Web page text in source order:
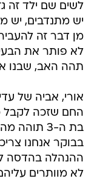
לשים שם ילד זה
יש מתנדבים, יש
מן דבר זה
לא פותר את
תהה האב, שבנו
אורי, אביה של
החם שזכה לקבל
בת ה-3
בבוקר אנחנו
ההנהלה בהדסה
לא מוותרים